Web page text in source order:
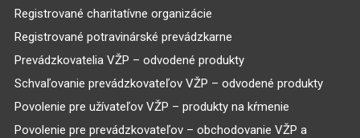
Registrované charitatívne organizácie
Registrované potravinárské prevádzkarne
Prevádzkovatelia VŽP – odvodené produkty
Schvaľovanie prevádzkovateľov VŽP – odvodené produkty
Povolenie pre užívateľov VŽP – produkty na kŕmenie
Povolenie pre prevádzkovateľov – obchodovanie VŽP a